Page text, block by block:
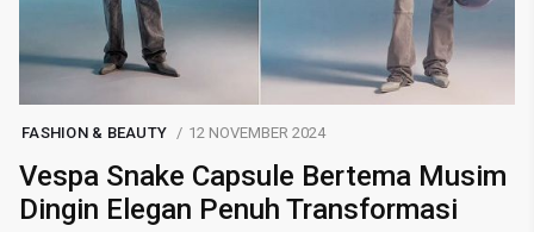
FASHION & BEAUTY 12 NOVEMBER 2024
Vespa Snake Capsule Bertema Musim
Dingin Elegan Penuh Transformasi